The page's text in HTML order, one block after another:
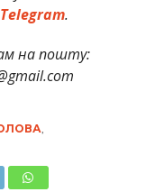
Telegram.
на пошту:
,